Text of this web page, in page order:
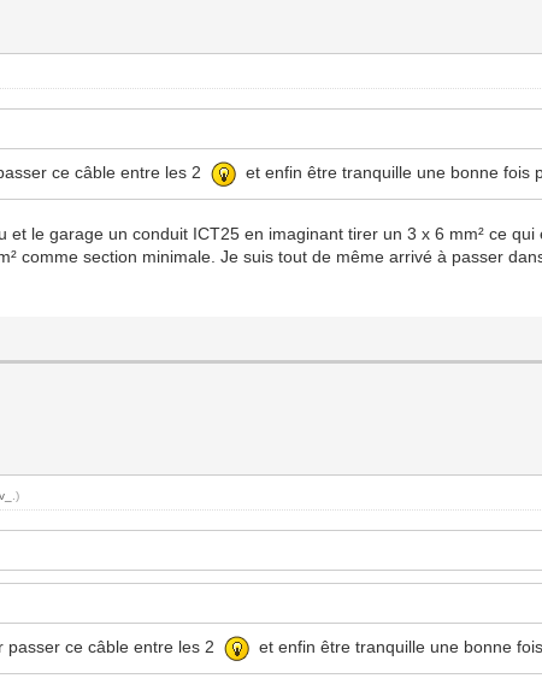
ce câble entre les 2
et enfin être tranquille une bonne
le garage un conduit ICT25 en imaginant tirer un 3 x 6 mm² ce
comme section minimale. Je suis tout de même arrivé à passer
.)
passer ce câble entre les 2
et enfin être tranquille une bonne